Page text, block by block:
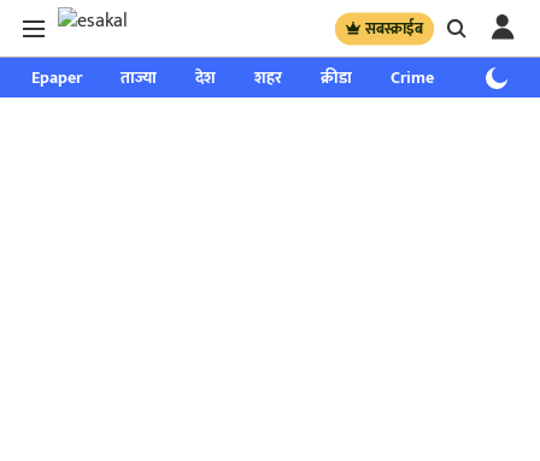
सबस्क्राईब
Epaper ताज्या देश शहर क्रीडा Crime साप्ताहिक